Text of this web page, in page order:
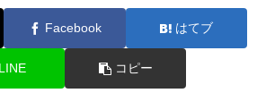
Facebook はてブ
LINE コピー